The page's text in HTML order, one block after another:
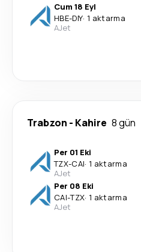
Cum 18 Eyl
HBE-DIY· 1 aktarma
AJet
Trabzon - Kahire 8 gün
Per 01 Eki
TZX-CAI· 1 aktarma
AJet
Per 08 Eki
CAI-TZX· 1 aktarma
AJet